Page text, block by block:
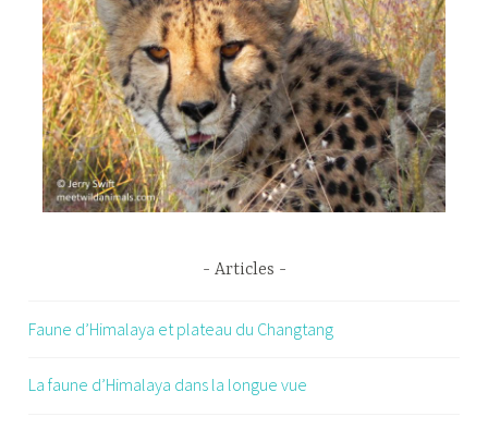
Articles
Faune d’Himalaya et plateau du Changtang
La faune d’Himalaya dans la longue vue